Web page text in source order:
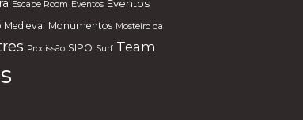
Escape Room Eventos Eventos
Medieval Monumentos Mosteiro da
Procissão SIPO Surf Team